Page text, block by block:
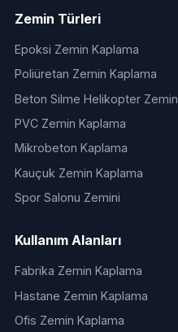
Zemin Türleri
Epoksi Zemin Kaplama
Poliüretan Zemin Kaplama
Beton Silme Helikopter Zemin
PVC Zemin Kaplama
Mikrobeton Kaplama
Kauçuk Zemin Kaplama
Spor Salonu Zemini
Kullanım Alanları
Fabrika Zemin Kaplama
Hastane Zemin Kaplama
Ofis Zemin Kaplama